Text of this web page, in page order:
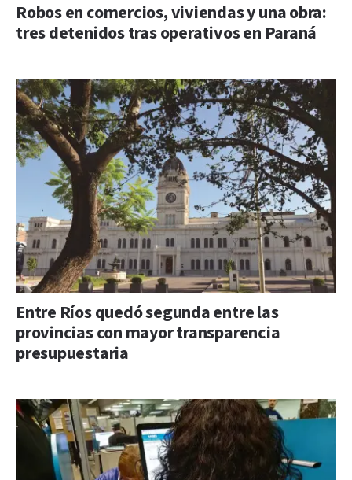
Robos en comercios, viviendas y una obra:
tres detenidos tras operativos en Paraná
Entre Ríos quedó segunda entre las
provincias con mayor transparencia
presupuestaria